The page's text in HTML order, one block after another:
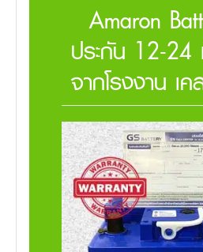
Amaron
ประกัน 12-24
จากโรงงาน เ